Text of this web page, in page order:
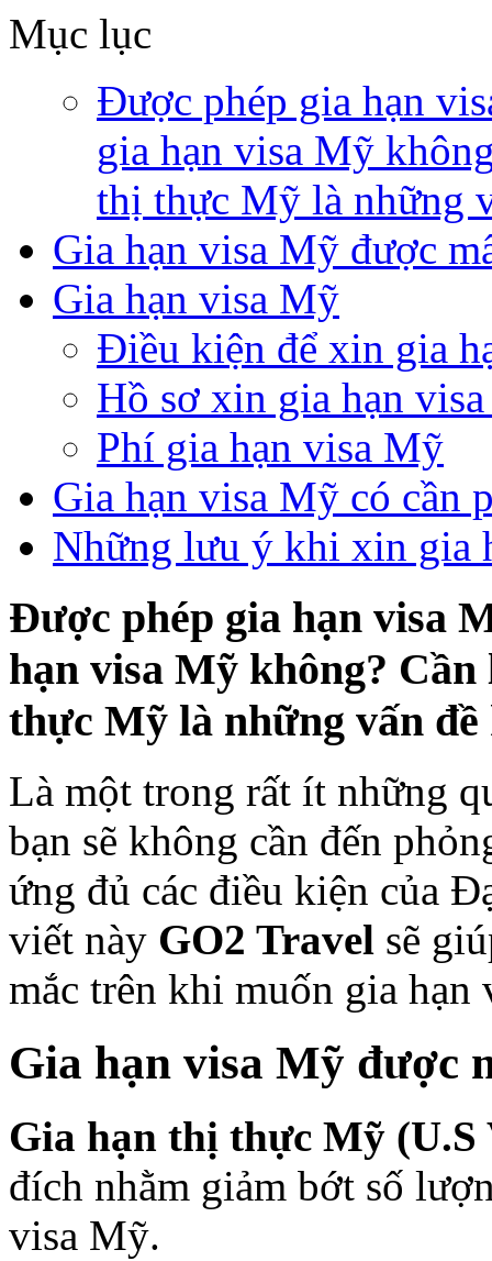
Mục lục
Được phép gia hạn
gia hạn visa Mỹ
thị thực Mỹ là những
Gia hạn visa Mỹ được
Gia hạn visa Mỹ
Điều kiện để xin gia
Hồ sơ xin gia hạn
Phí gia hạn visa Mỹ
Gia hạn visa Mỹ có cần
Những lưu ý khi xin gia
Được phép gia hạn visa
hạn visa Mỹ không?
thực Mỹ là những vấn
Là một trong rất ít những
bạn sẽ không cần đến
ứng đủ các điều kiện của
viết này GO2 Travel sẽ
mắc trên khi muốn gia hạn
Gia hạn visa Mỹ được
Gia hạn thị thực Mỹ (U.S
đích nhằm giảm bớt số
visa Mỹ.